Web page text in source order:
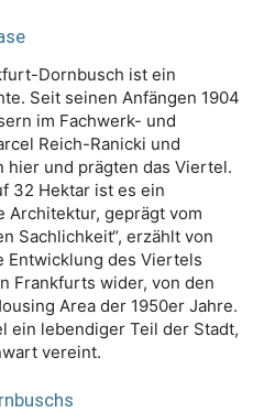
Dornbusch ist ein
Seit seinen Anfängen 1904
im Fachwerk- und
Reich-Ranicki und
hier und prägten das Viertel.
32 Hektar ist es ein
Architektur, geprägt vom
Sachlichkeit“, erzählt von
Entwicklung des Viertels
Frankfurts wider, von den
Area der 1950er Jahre.
ein lebendiger Teil der Stadt,
vereint.